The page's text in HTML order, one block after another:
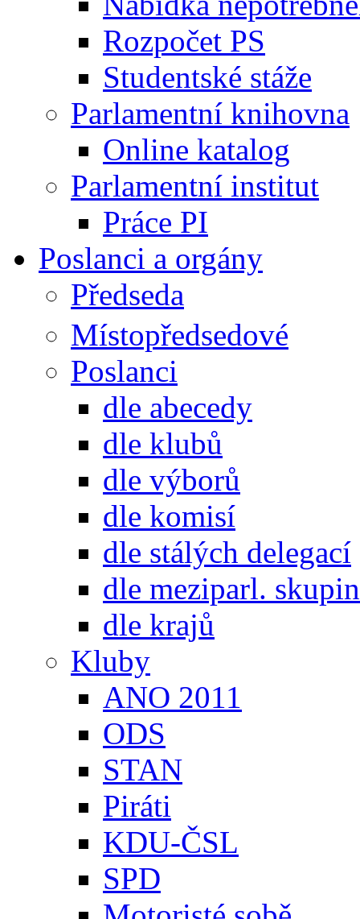
Rozpočet PS
Studentské stáže
Parlamentní knihovna
Online katalog
Parlamentní institut
Práce PI
Poslanci a orgány
Předseda
Místopředsedové
Poslanci
dle abecedy
dle klubů
dle výborů
dle komisí
dle stálých delegací
dle meziparl. skupin
dle krajů
Kluby
ANO 2011
ODS
STAN
Piráti
KDU-ČSL
SPD